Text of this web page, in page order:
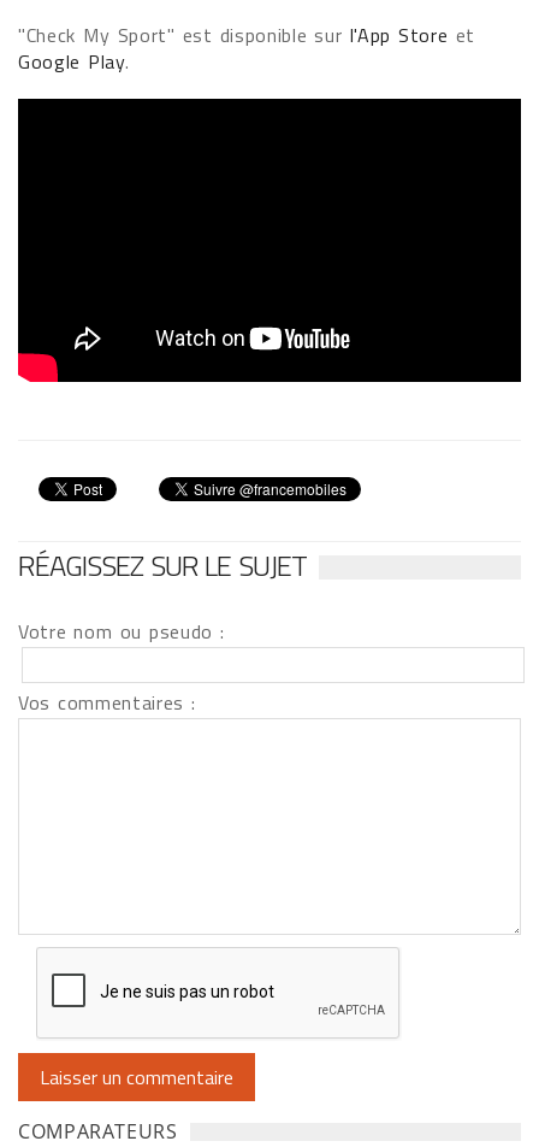
"Check My Sport" est disponible sur l'App Store et
Google Play.
RÉAGISSEZ SUR LE SUJET
Votre nom ou pseudo :
Vos commentaires :
COMPARATEURS